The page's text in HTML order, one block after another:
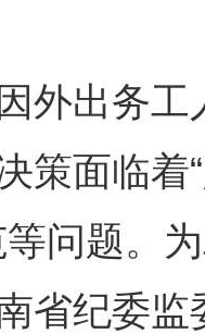
出务工
策面临着
等问题。
省纪委